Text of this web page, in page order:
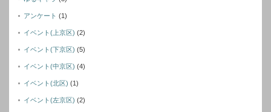
アンケート (1)
イベント(上京区) (2)
イベント(下京区) (5)
イベント(中京区) (4)
イベント(北区) (1)
イベント(左京区) (2)